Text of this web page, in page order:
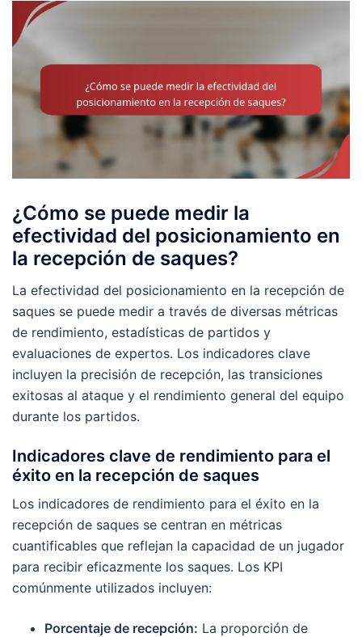
¿Cómo se puede medir la
efectividad del posicionamiento en
la recepción de saques?
La efectividad del posicionamiento en la recepción de
saques se puede medir a través de diversas métricas
de rendimiento, estadísticas de partidos y
evaluaciones de expertos. Los indicadores clave
incluyen la precisión de recepción, las transiciones
exitosas al ataque y el rendimiento general del equipo
durante los partidos.
Indicadores clave de rendimiento para el
éxito en la recepción de saques
Los indicadores de rendimiento para el éxito en la
recepción de saques se centran en métricas
cuantificables que reflejan la capacidad de un jugador
para recibir eficazmente los saques. Los KPI
comúnmente utilizados incluyen:
Porcentaje de recepción: La proporción de